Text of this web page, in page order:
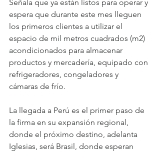
Señala que ya están listos para operar y
espera que durante este mes lleguen
los primeros clientes a utilizar el
espacio de mil metros cuadrados (m2)
acondicionados para almacenar
productos y mercadería, equipado con
refrigeradores, congeladores y
cámaras de frío.
La llegada a Perú es el primer paso de
la firma en su expansión regional,
donde el próximo destino, adelanta
Iglesias, será Brasil, donde esperan